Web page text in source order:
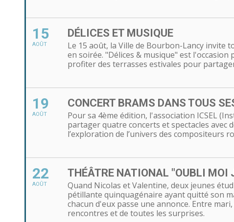
15
AOÛT
DÉLICES ET MUSIQUE
Le 15 août, la Ville de Bourbon-Lancy invite
en soirée. "Délices & musique" est
profiter des terrasses estivales pour
19
AOÛT
CONCERT BRAMS DANS TOUS
Pour sa 4ème édition, l'association ICSEL
partager quatre concerts et spectacles avec
l’exploration de l’univers des compositeurs
22
AOÛT
THÉÂTRE NATIONAL "OUBLI MOI
Quand Nicolas et Valentine, deux jeunes
pétillante quinquagénaire ayant quitté son
chacun d'eux passe une annonce. Entre
rencontres et de toutes les surprises.